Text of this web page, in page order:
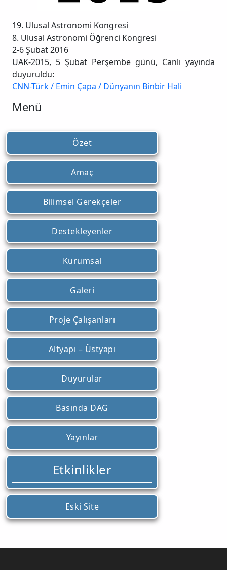
19. Ulusal Astronomi Kongresi
8. Ulusal Astronomi Öğrenci Kongresi
2-6 Şubat 2016
UAK-2015, 5 Şubat Perşembe günü, Canlı yayında
duyuruldu:
CNN-Türk / Emin Çapa / Dünyanın Binbir Hali
Menü
Özet
Amaç
Bilimsel Gerekçeler
Destekleyenler
Kurumsal
Galeri
Proje Çalışanları
Altyapı – Üstyapı
Duyurular
Basında DAG
Yayınlar
Etkinlikler
Eski Site